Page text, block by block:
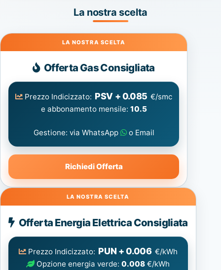
La nostra scelta
Gas
Offerta Gas Consigliata
Prezzo Indicizzato: PSV + 0.085 €/smc
e abbonamento mensile: 10.5
Gestione: via WhatsApp o Email
Richiedi Offerta
Energia
Elettrica
consigliata
Offerta Energia Elettrica Consigliata
Prezzo Indicizzato: PUN + 0.006 €/kWh
Opzione energia verde:0.008 €/kWh